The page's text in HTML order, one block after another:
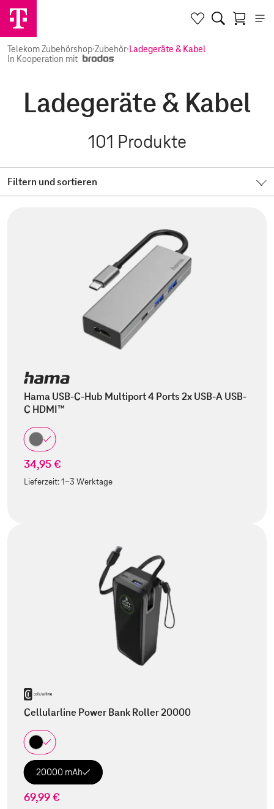
Telekom Zubehörshop·Zubehör·Ladegeräte & Kabel
In Kooperation mit
Ladegeräte & Kabel
101 Produkte
Filtern und sortieren
Hama USB-C-Hub Multiport 4 Ports 2x USB-A USB-
C HDMI™
34,95 €
Lieferzeit:1-3 Werktage
Cellularline Power Bank Roller 20000
20000 mAh
69,99 €